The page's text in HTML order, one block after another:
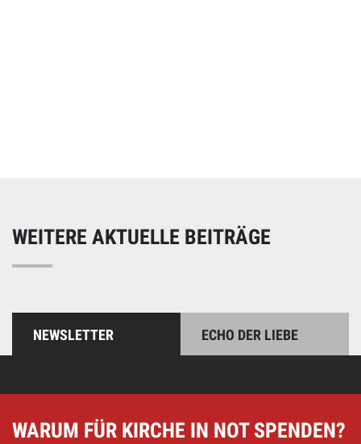
WEITERE AKTUELLE BEITRÄGE
NEWSLETTER ECHO DER LIEBE
WARUM FÜR KIRCHE IN NOT SPENDEN?